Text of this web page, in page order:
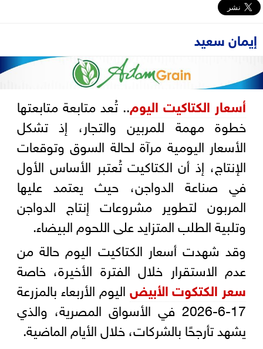
إيمان سعيد
أسعار الكتاكيت اليوم.. تُعد متابعة متابعتها
خطوة مهمة للمربين والتجار، إذ تشكل
الأسعار اليومية مرآة لحالة السوق وتوقعات
الإنتاج، إذ أن الكتاكيت تُعتبر الأساس الأول
في صناعة الدواجن، حيث يعتمد عليها
المربون لتطوير مشروعات إنتاج الدواجن
وتلبية الطلب المتزايد على اللحوم البيضاء.
وقد شهدت أسعار الكتاكيت اليوم حالة من
عدم الاستقرار خلال الفترة الأخيرة، خاصة
سعر الكتكوت الأبيضاليوم الأربعاء بالمزرعة
17-6-2026 في الأسواق المصرية، والذي
يشهد تأرجحًا بالشركات، خلال الأيام الماضية.